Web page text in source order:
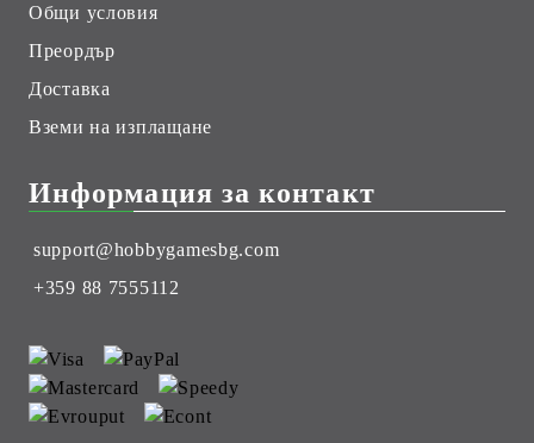
Общи условия
Преордър
Доставка
Вземи на изплащане
Информация за контакт
support@hobbygamesbg.com
+359 88 7555112